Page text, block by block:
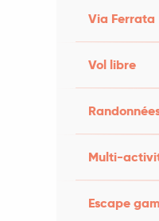
Via Ferrata
Vol libre
Multi-
Escape